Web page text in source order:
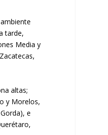
tarde,
Media y
altas;
y Morelos,
e